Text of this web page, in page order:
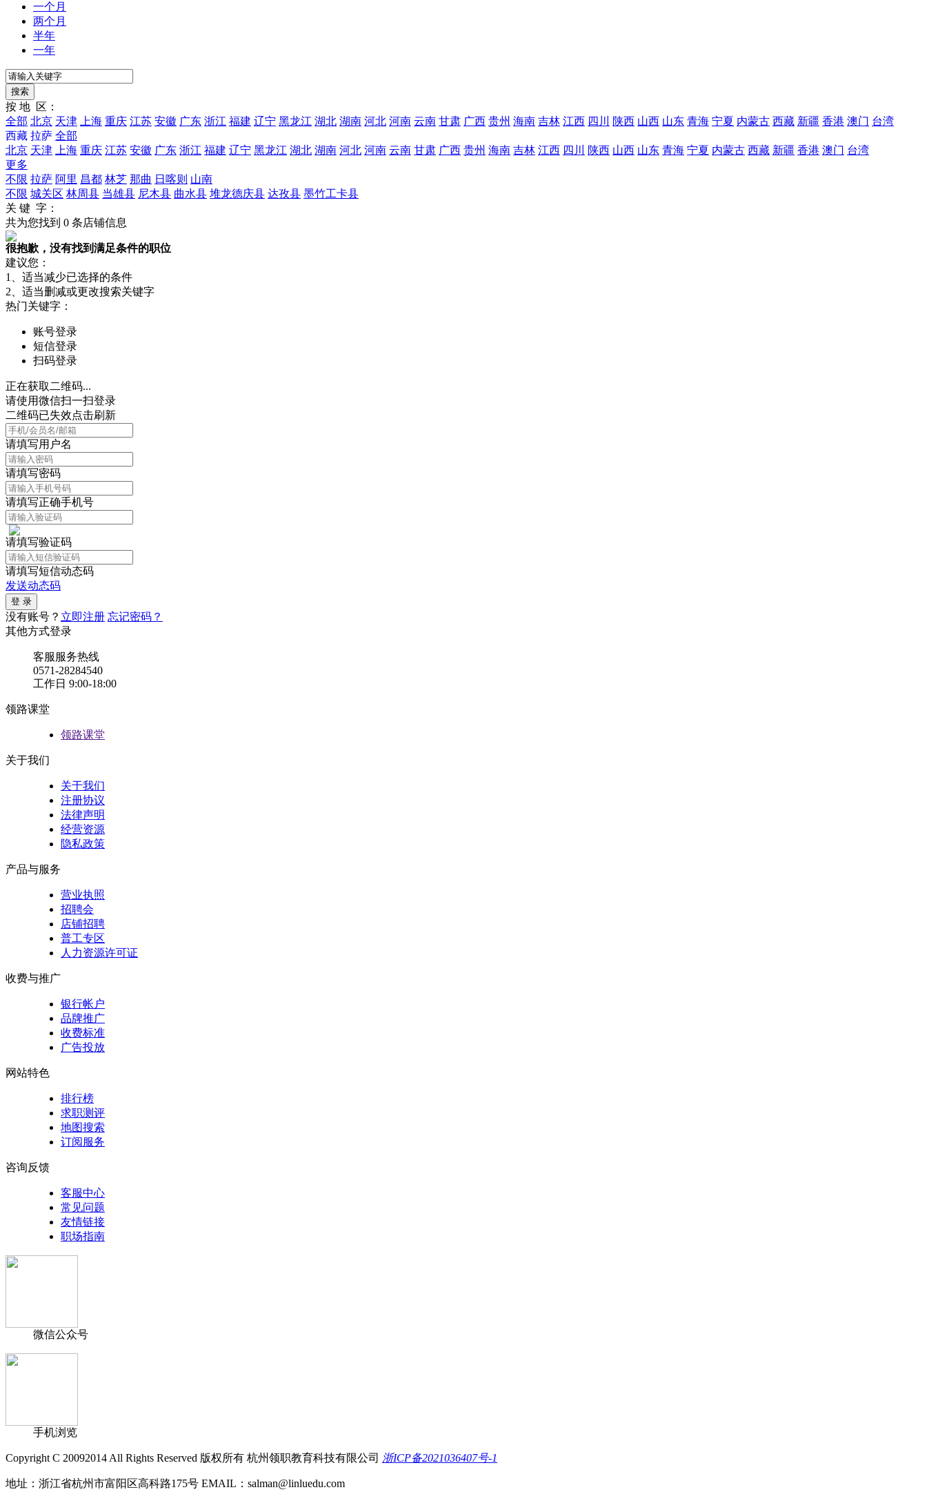
一个月
两个月
半年
一年
按 地 区：
全部 北京 天津 上海 重庆 江苏 安徽 广东 浙江 福建 辽宁 黑龙江 湖北 湖南 河北 河南 云南 甘肃 广西 贵州 海南 吉林 江西 四川 陕西 山西 山东 青海 宁夏 内蒙古 西藏 新疆 香港 澳门 台湾
西藏 拉萨 全部
北京 天津 上海 重庆 江苏 安徽 广东 浙江 福建 辽宁 黑龙江 湖北 湖南 河北 河南 云南 甘肃 广西 贵州 海南 吉林 江西 四川 陕西 山西 山东 青海 宁夏 内蒙古 西藏 新疆 香港 澳门 台湾
更多
不限 拉萨 阿里 昌都 林芝 那曲 日喀则 山南
不限 城关区 林周县 当雄县 尼木县 曲水县 堆龙德庆县 达孜县 墨竹工卡县
关 键 字：
共为您找到 0 条店铺信息
很抱歉，没有找到满足条件的职位
建议您：
1、适当减少已选择的条件
2、适当删减或更改搜索关键字
热门关键字：
账号登录
短信登录
扫码登录
正在获取二维码...
请使用微信扫一扫登录
二维码已失效点击刷新
请填写用户名
请填写密码
请填写正确手机号
请填写验证码
请填写短信动态码
发送动态码
没有账号？ 立即注册 忘记密码？
其他方式登录
客服服务热线
0571-28284540
工作日 9:00-18:00
领路课堂
领路课堂
关于我们
关于我们
注册协议
法律声明
经营资源
隐私政策
产品与服务
营业执照
招聘会
店铺招聘
普工专区
人力资源许可证
收费与推广
银行帐户
品牌推广
收费标准
广告投放
网站特色
排行榜
求职测评
地图搜索
订阅服务
咨询反馈
客服中心
常见问题
友情链接
职场指南
微信公众号
手机浏览
Copyright C 20092014 All Rights Reserved 版权所有 杭州领职教育科技有限公司 浙ICP备2021036407号-1
地址：浙江省杭州市富阳区高科路175号 EMAIL：salman@linluedu.com